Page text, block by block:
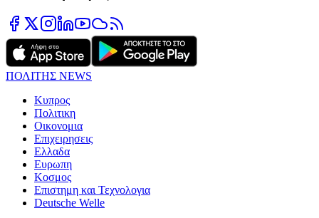
ΠΟΛΙΤΗΣ NEWS
Κυπρος
Πολιτικη
Οικονομια
Επιχειρησεις
Ελλαδα
Ευρωπη
Κοσμος
Επιστημη και Τεχνολογια
Deutsche Welle